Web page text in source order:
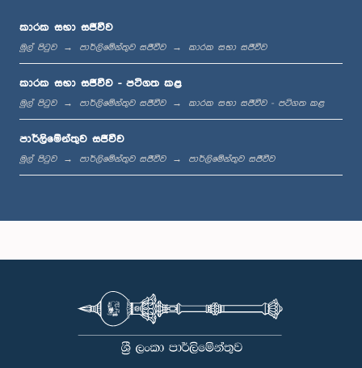
ප.ව. 12:11 - ප.ව. 12:20
ප.ව. 12:20 - ප.ව. 12:30
ප.ව. 1:12 - ප.ව. 1:19
කාරක සභා සජීවීව
මුල් පිටුව පාර්ලිමේන්තුව සජීවීව කාරක සභා සජීවීව
කාරක සභා සජීවීව - පටිගත කළ
මුල් පිටුව පාර්ලිමේන්තුව සජීවීව කාරක සභා සජීවීව - පටිගත කළ
පාර්ලිමේන්තුව සජීවීව
මුල් පිටුව පාර්ලිමේන්තුව සජීවීව පාර්ලිමේන්තුව සජීවීව